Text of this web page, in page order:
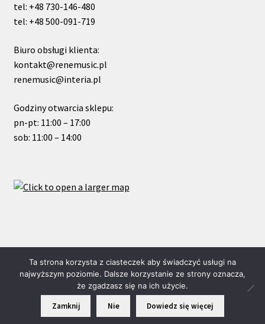
tel: +48 730-146-480
tel: +48 500-091-719
Biuro obsługi klienta:
kontakt@renemusic.pl
renemusic@interia.pl
Godziny otwarcia sklepu:
pn-pt: 11:00 – 17:00
sob: 11:00 – 14:00
© ReneMusic 2022 Powered by Michal Zalas
Ta strona korzysta z ciasteczek aby świadczyć usługi na
najwyższym poziomie. Dalsze korzystanie ze strony oznacza,
że zgadzasz się na ich użycie.
Zamknij Nie Dowiedz się więcej